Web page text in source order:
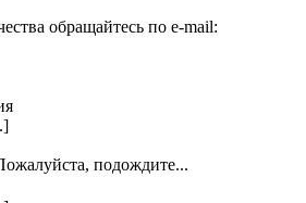
обращайтесь по e-mail:
подождите...